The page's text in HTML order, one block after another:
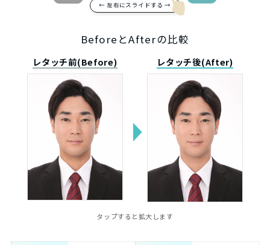
← 左右にスライドする →
BeforeとAfterの比較
レタッチ前(Before) レタッチ後(After)
タップすると拡大します